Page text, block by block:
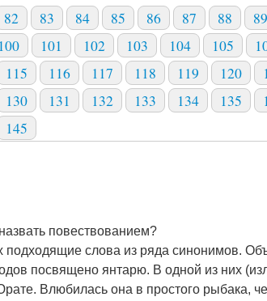
82 83 84 85 86 87 88 89
100 101 102 103 104 105
115 116 117 118 119 120
130 131 132 133 134 135
145
повествованием?
подходящие слова из ряда синонимов.
посвящено янтарю. В одной из них
Влюбилась она в простого рыбака,